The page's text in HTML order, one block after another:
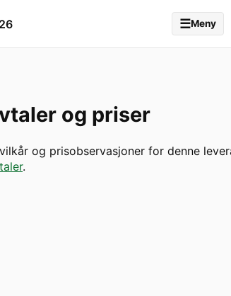
☰Meny
og priser
og prisobservasjoner for denne
.